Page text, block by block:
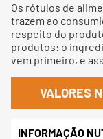
Os rótulos de
trazem ao
respeito do
produtos: o
vem primeiro, e
VALORES